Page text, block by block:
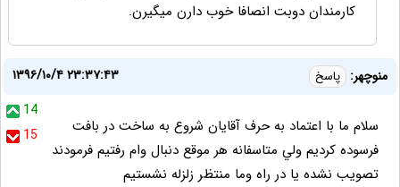
کارمندان دوبت انصافا خوب دارن میگیرن.
ﻣﻨﻮﭼﻬﺮ: پاسخ
۱۳۹۶/۱۰/۴ ۲۳:۳۷:۴۳
14
15
ﺳﻼﻡ ﻣﺎ ﺑﺎ اﻋﺘﻤﺎﺩ ﺑﻪ ﺣﺮﻑ ﺁﻗﺎﻳﺎﻥ ﺷﺮﻭﻉ ﺑﻪ ﺳﺎﺧﺖ ﺩﺭ ﺑﺎﻓﺖ
ﻓﺮﺳﻮﺩﻩ ﻛﺮﺩﻳﻢ ﻭﻟﻲ ﻣﺘﺎﺳﻔﺎﻧﻪ ﻫﺮ ﻣﻮﻗﻊ ﺩﻧﺒﺎﻝ ﻭاﻡ ﺭﻓﺘﻴﻢ ﻓﺮﻣﻮﺩﻧﺪ
ﺗﺼﻮﻳﺐ ﻧﺸﺪﻩ ﻳﺎ ﺩﺭ ﺭاﻩ ﻭﻣﺎ ﻣﻨﺘﻆﺮ ﺯﻟﺰﻟﻪ ﻧﺸﺴﺘﻴﻢ